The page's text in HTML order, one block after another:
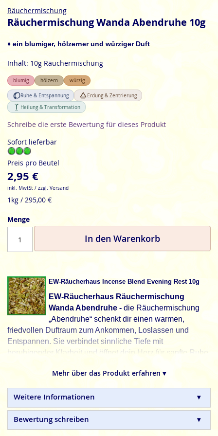
Zum
Anfang
Bildgalerie
springen
Räuchermischung
Räuchermischung Wanda Abendruhe 10g
♦ ein blumiger, hölzerner und würziger Duft
Inhalt: 10g Räuchermischung
blumig hölzern würzig
Ruhe & Entspannung
Erdung & Zentrierung
Heilung & Transformation
Schreibe die erste Bewertung für dieses Produkt
Sofort lieferbar
Preis pro Beutel
2,95 €
inkl. MwtSt / zzgl. Versand
1kg / 295,00 €
Menge
In den Warenkorb
EW-Räucherhaus Incense Blend Evening Rest 10g
EW-Räucherhaus Räuchermischung
Wanda Abendruhe - die Räuchermischung
„Abendruhe“ schenkt dir einen warmen,
friedvollen Duftraum zum Ankommen, Loslassen und
Entspannen. Sie verbindet sinnliche Tiefe mit
beruhigender Klarheit und öffnet dein Herz für sanfte Ruhe
würzigen und holzigen Noten unterstützt sie dich dabei,
innere Anspannung zu lösen, den Geist zu beruhigen und
dich auf eine erholsame Nacht vorzubereiten.
Inhalt & Wirkung der Kräuter:
Mehr über das Produkt erfahren ▾
Weitere Informationen
Bewertung schreiben